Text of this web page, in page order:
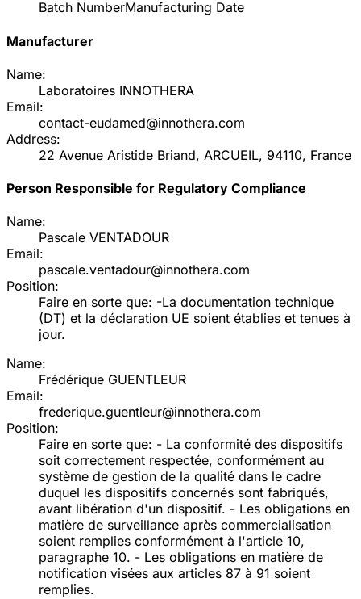
Batch NumberManufacturing Date
Manufacturer
Name:
Laboratoires INNOTHERA
Email:
contact-eudamed@innothera.com
Address:
22 Avenue Aristide Briand, ARCUEIL, 94110, France
Person Responsible for Regulatory Compliance
Name:
Pascale VENTADOUR
Email:
pascale.ventadour@innothera.com
Position:
Faire en sorte que: -La documentation technique
(DT) et la déclaration UE soient établies et tenues à
jour.
Name:
Frédérique GUENTLEUR
Email:
frederique.guentleur@innothera.com
Position:
Faire en sorte que: - La conformité des dispositifs
soit correctement respectée, conformément au
système de gestion de la qualité dans le cadre
duquel les dispositifs concernés sont fabriqués,
avant libération d'un dispositif. - Les obligations en
matière de surveillance après commercialisation
soient remplies conformément à l'article 10,
paragraphe 10. - Les obligations en matière de
notification visées aux articles 87 à 91 soient
remplies.